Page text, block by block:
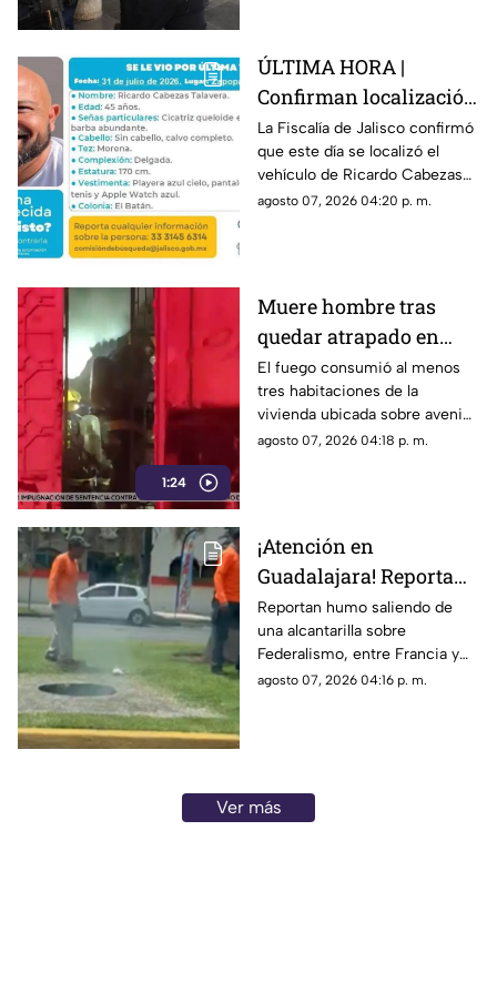
ÚLTIMA HORA |
Confirman localización
del vehículo en el que
viaja Ricardo Cabezas
Talavera cuando
desapareció
La Fiscalía de Jalisco confirmó
que este día se localizó el
vehículo de Ricardo Cabezas
Talavera, inmobiliario
agosto 07, 2026 04:20 p. m.
1:24
Muere hombre tras
quedar atrapado en
incendio dentro de su
casa en la colonia
Oblatos
El fuego consumió al menos
tres habitaciones de la
vivienda ubicada sobre avenida
República; la víctima fue
agosto 07, 2026 04:18 p. m.
¡Atención en
Guadalajara! Reportan
humo saliendo de una
alcantarilla en
Federalismo
Reportan humo saliendo de
una alcantarilla sobre
Federalismo, entre Francia y
Alemania; Protección Civil y
agosto 07, 2026 04:16 p. m.
Ver más